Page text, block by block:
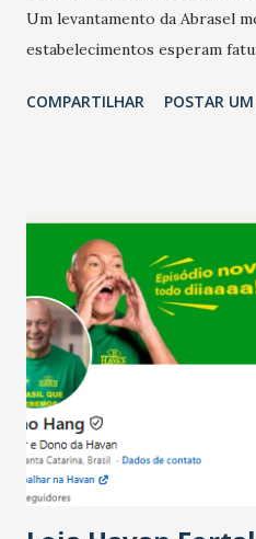
Um levantamento da Abrasel
estabelecimentos esperam
relação ao último trimestre
confraternizações de fim de
Salário para um número
país tem a menor taxa de
Ainda segundo a Pesquisa, em
bares e restaurantes
registraram equilíbrio
estabelecimentos no prejuízo
do observado no mês
novembro. Em relação a
cresceu. De acordo com a
COMPARTILHAR POSTAR